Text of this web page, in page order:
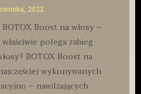
2022
Boost na włosy –
polega zabieg
BOTOX Boost na
wykonywanych
– nawilżających